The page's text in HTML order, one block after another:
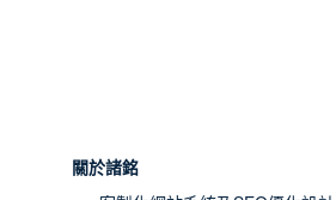
關於諸銘